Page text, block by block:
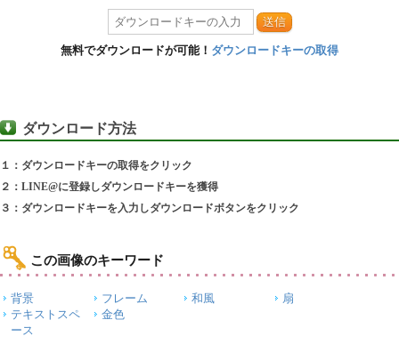
送信
無料でダウンロードが可能！ ダウンロードキーの取得
ダウンロード方法
１：ダウンロードキーの取得をクリック
２：LINE@に登録しダウンロードキーを獲得
３：ダウンロードキーを入力しダウンロードボタンをクリック
この画像のキーワード
背景 フレーム 和風
扇
テキストスペ
ース
金色